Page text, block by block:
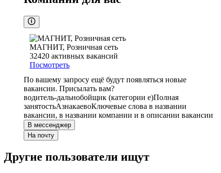
МАГНИТ, Розничная сеть
32420 активных вакансий
Посмотреть
По вашему запросу ещё будут появляться новые
вакансии. Присылать вам?
водитель-дальнобойщик (категории е)Полная
занятостьАзнакаевоКлючевые слова в названии
вакансии, в названии компании и в описании вакансии
В мессенджер
На почту
Другие пользователи ищут